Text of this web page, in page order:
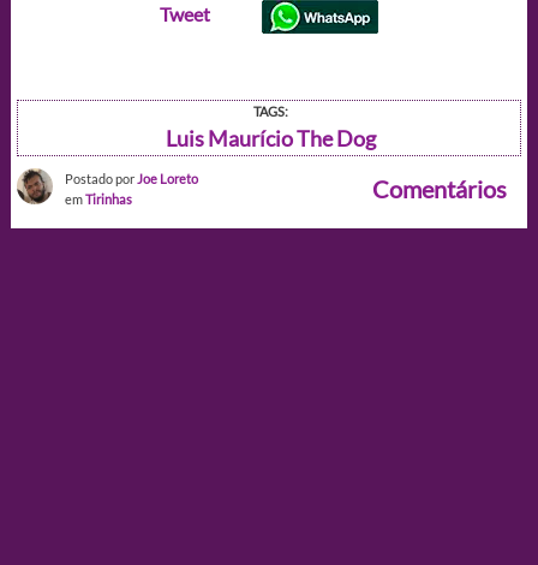
Tweet
TAGS:
Luis Maurício The Dog
Postado por Joe Loreto
emTirinhas Comentários